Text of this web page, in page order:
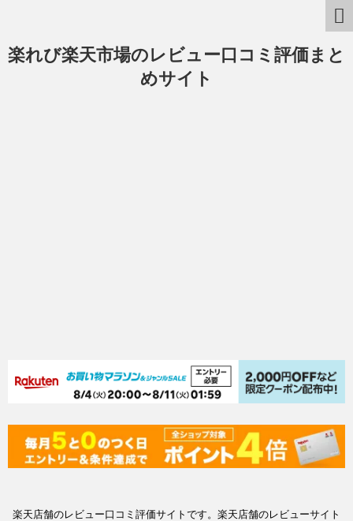
楽れび楽天市場のレビュー口コミ評価まと
めサイト
楽天店舗のレビュー口コミ評価サイトです。楽天店舗のレビューサイト